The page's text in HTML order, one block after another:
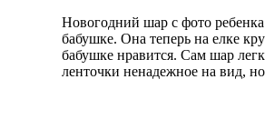
Новогодний шар с фото
бабушке. Она теперь на елке
бабушке нравится. Сам шар
ленточки ненадежное на вид,